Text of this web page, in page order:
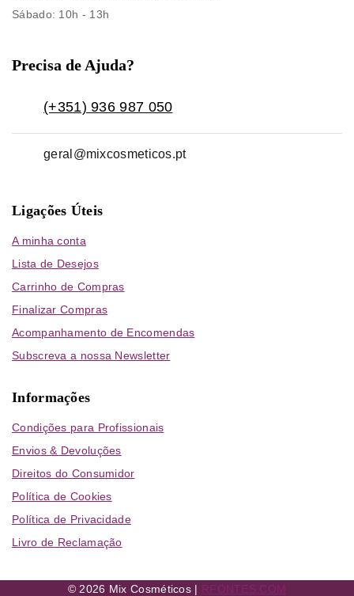
Sábado: 10h - 13h
Precisa de Ajuda?
(+351) 936 987 050
geral@mixcosmeticos.pt
Ligações Úteis
A minha conta
Lista de Desejos
Carrinho de Compras
Finalizar Compras
Acompanhamento de Encomendas
Subscreva a nossa Newsletter
Informações
Condições para Profissionais
Envios & Devoluções
Direitos do Consumidor
Política de Cookies
Política de Privacidade
Livro de Reclamação
© 2026 Mix Cosméticos | RFONTES.COM